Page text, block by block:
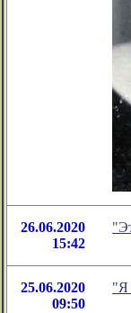
26.06.2020
15:42
25.06.2020
09:50
"Я